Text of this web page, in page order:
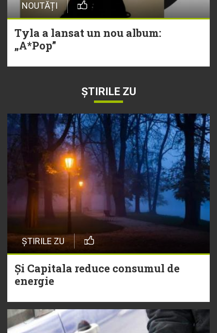
NOUTĂȚI
Tyla a lansat un nou album:
„A*Pop”
ȘTIRILE ZU
ȘTIRILE ZU
Și Capitala reduce consumul de
energie